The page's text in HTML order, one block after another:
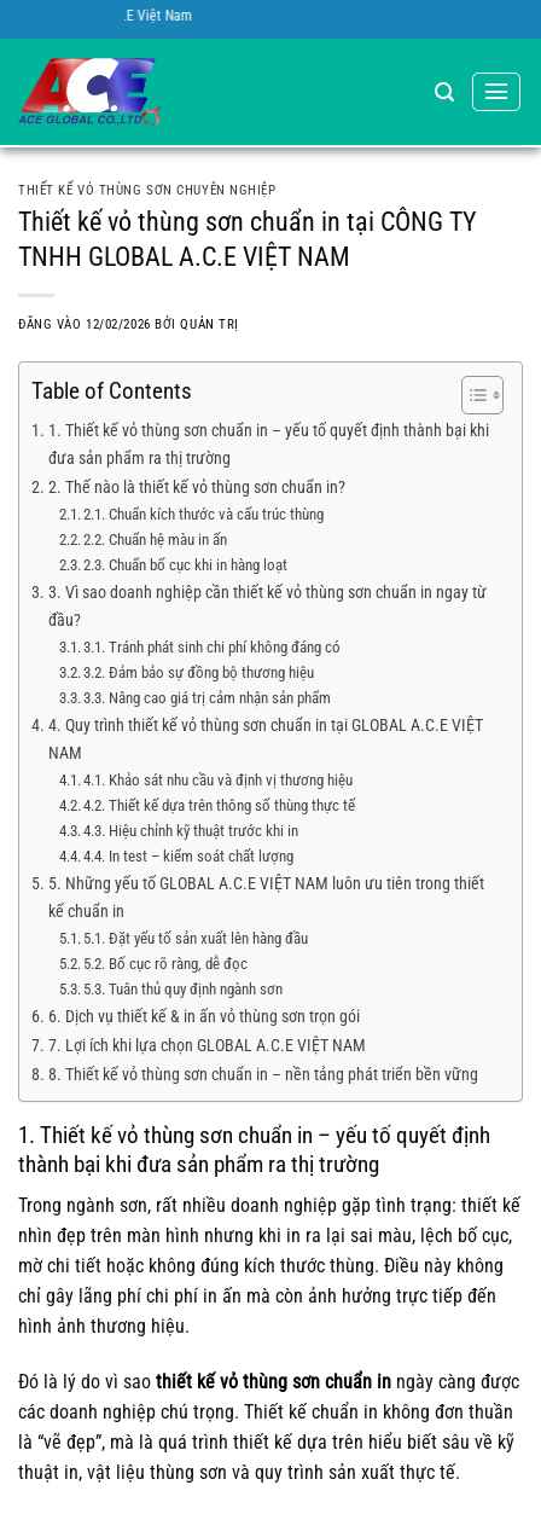
qua
dung
THIẾT KẾ VỎ THÙNG SƠN CHUYÊN NGHIỆP
Thiết kế vỏ thùng sơn chuẩn in tại CÔNG TY
TNHH GLOBAL A.C.E VIỆT NAM
ĐĂNG VÀO12/02/2026 BỞIQUẢN TRỊ
Table of Contents
1. Thiết kế vỏ thùng sơn chuẩn in – yếu tố quyết định thành bại khi
đưa sản phẩm ra thị trường
2. Thế nào là thiết kế vỏ thùng sơn chuẩn in?
2.1. Chuẩn kích thước và cấu trúc thùng
2.2. Chuẩn hệ màu in ấn
2.3. Chuẩn bố cục khi in hàng loạt
3. Vì sao doanh nghiệp cần thiết kế vỏ thùng sơn chuẩn in ngay từ
đầu?
3.1. Tránh phát sinh chi phí không đáng có
3.2. Đảm bảo sự đồng bộ thương hiệu
3.3. Nâng cao giá trị cảm nhận sản phẩm
4. Quy trình thiết kế vỏ thùng sơn chuẩn in tại GLOBAL A.C.E VIỆT
NAM
4.1. Khảo sát nhu cầu và định vị thương hiệu
4.2. Thiết kế dựa trên thông số thùng thực tế
4.3. Hiệu chỉnh kỹ thuật trước khi in
4.4. In test – kiểm soát chất lượng
5. Những yếu tố GLOBAL A.C.E VIỆT NAM luôn ưu tiên trong thiết
kế chuẩn in
5.1. Đặt yếu tố sản xuất lên hàng đầu
5.2. Bố cục rõ ràng, dễ đọc
5.3. Tuân thủ quy định ngành sơn
6. Dịch vụ thiết kế & in ấn vỏ thùng sơn trọn gói
7. Lợi ích khi lựa chọn GLOBAL A.C.E VIỆT NAM
8. Thiết kế vỏ thùng sơn chuẩn in – nền tảng phát triển bền vững
1. Thiết kế vỏ thùng sơn chuẩn in – yếu tố quyết định
thành bại khi đưa sản phẩm ra thị trường
Trong ngành sơn, rất nhiều doanh nghiệp gặp tình trạng: thiết kế
nhìn đẹp trên màn hình nhưng khi in ra lại sai màu, lệch bố cục,
mờ chi tiết hoặc không đúng kích thước thùng. Điều này không
chỉ gây lãng phí chi phí in ấn mà còn ảnh hưởng trực tiếp đến
hình ảnh thương hiệu.
Đó là lý do vì sao thiết kế vỏ thùng sơn chuẩn in ngày càng được
các doanh nghiệp chú trọng. Thiết kế chuẩn in không đơn thuần
là “vẽ đẹp”, mà là quá trình thiết kế dựa trên hiểu biết sâu về kỹ
thuật in, vật liệu thùng sơn và quy trình sản xuất thực tế.